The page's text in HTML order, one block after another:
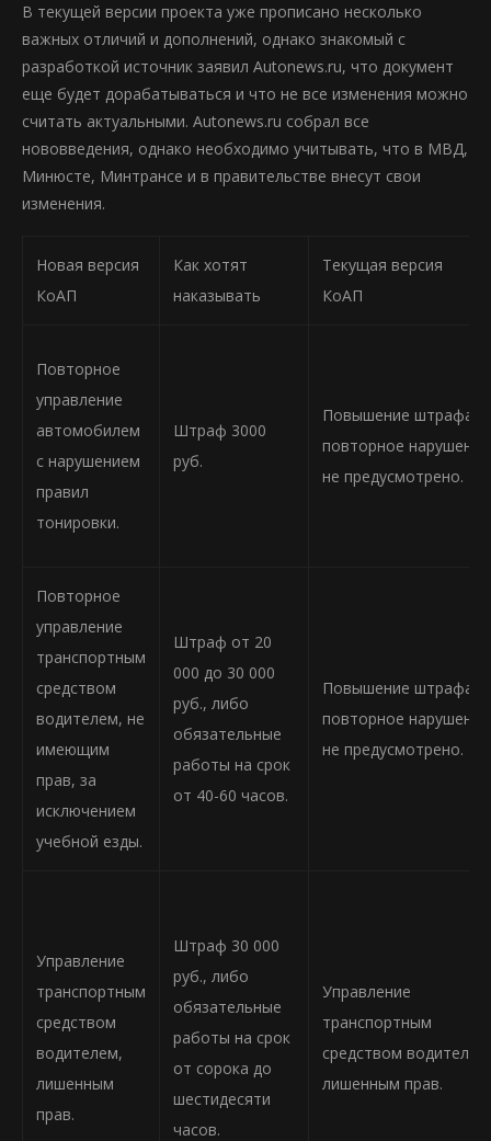
В текущей версии проекта уже прописано несколько
важных отличий и дополнений, однако знакомый с
разработкой источник заявил Autonews.ru, что документ
еще будет дорабатываться и что не все изменения можно
считать актуальными. Autonews.ru собрал все
нововведения, однако необходимо учитывать, что в МВД,
Минюсте, Минтрансе и в правительстве внесут свои
изменения.
Новая версия
КоАП
Как хотят
наказывать
Текущая версия
КоАП
Повторное
управление
автомобилем
с нарушением
правил
тонировки.
Штраф 3000
руб.
Повышение штрафа
повторное нарушение
не предусмотрено.
Повторное
управление
транспортным
средством
водителем, не
имеющим
прав, за
исключением
учебной езды.
Штраф от 20
000 до 30 000
руб., либо
обязательные
работы на срок
от 40-60 часов.
Повышение штрафа
повторное нарушение
не предусмотрено.
Управление
транспортным
средством
водителем,
лишенным
прав.
Штраф 30 000
руб., либо
обязательные
работы на срок
от сорока до
шестидесяти
часов.
Управление
транспортным
средством
лишенным прав.